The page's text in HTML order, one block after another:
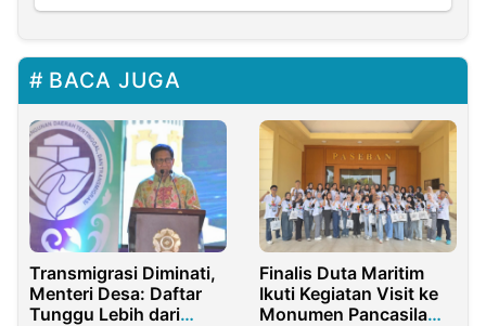
BACA JUGA
Transmigrasi Diminati,
Menteri Desa: Daftar
Tunggu Lebih dari
Finalis Duta Maritim
Ikuti Kegiatan Visit ke
Monumen Pancasila